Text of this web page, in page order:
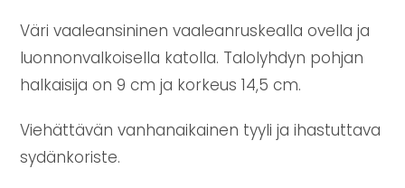
Väri vaaleansininen vaaleanruskealla ovella ja
luonnonvalkoisella katolla. Talolyhdyn pohjan
halkaisija on 9 cm ja korkeus 14,5 cm.
Viehättävän vanhanaikainen tyyli ja ihastuttava
sydänkoriste.